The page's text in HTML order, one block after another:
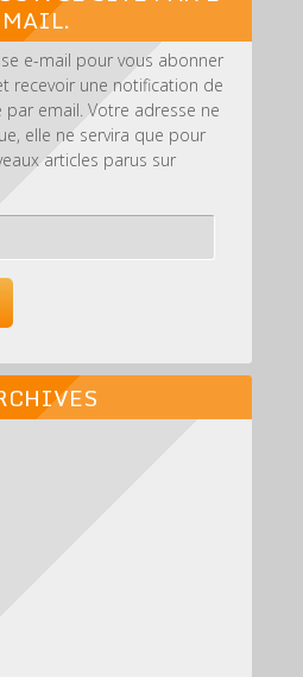
MAIL.
e-mail pour vous abonner
recevoir une notification de
par email. Votre adresse ne
elle ne servira que pour
articles parus sur